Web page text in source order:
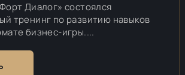
Диалог» состоялся
тренинг по развитию навыков
бизнес-игры....